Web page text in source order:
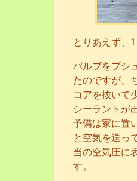
とりあえず、
バルブをプシ
たのですが、
コアを抜いて
シーラントが
予備は家に置
と空気を送っ
当の空気圧に
す。